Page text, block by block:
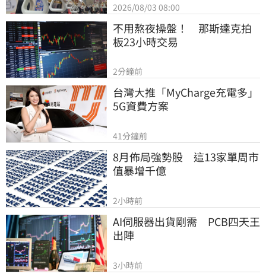
2026/08/03 08:00
不用熬夜操盤！　那斯達克拍
板23小時交易
2分鐘前
台灣大推「MyCharge充電多」
5G資費方案
41分鐘前
8月佈局強勢股　這13家單周市
值暴增千億
2小時前
AI伺服器出貨剛需　PCB四天王
出陣
3小時前